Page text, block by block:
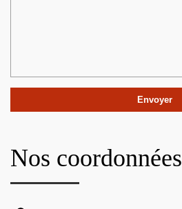
Nos coordonnées